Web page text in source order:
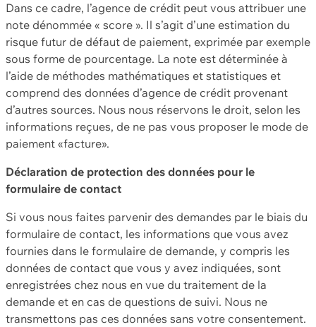
Dans ce cadre, l’agence de crédit peut vous attribuer une
note dénommée « score ». Il s’agit d’une estimation du
risque futur de défaut de paiement, exprimée par exemple
sous forme de pourcentage. La note est déterminée à
l’aide de méthodes mathématiques et statistiques et
comprend des données d’agence de crédit provenant
d’autres sources. Nous nous réservons le droit, selon les
informations reçues, de ne pas vous proposer le mode de
paiement «facture».
Déclaration de protection des données pour le
formulaire de contact
Si vous nous faites parvenir des demandes par le biais du
formulaire de contact, les informations que vous avez
fournies dans le formulaire de demande, y compris les
données de contact que vous y avez indiquées, sont
enregistrées chez nous en vue du traitement de la
demande et en cas de questions de suivi. Nous ne
transmettons pas ces données sans votre consentement.